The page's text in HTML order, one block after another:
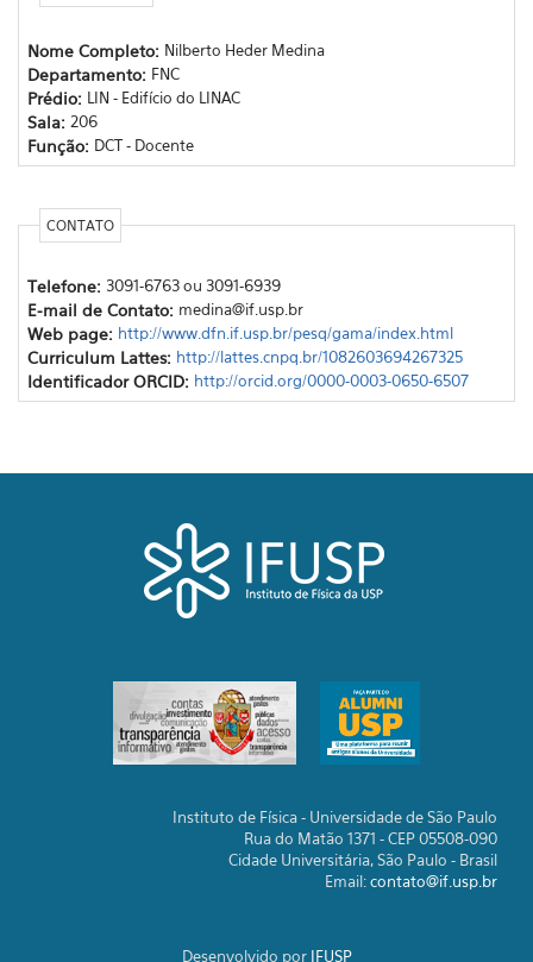
Nome Completo: Nilberto Heder Medina
Departamento: FNC
Prédio: LIN - Edifício do LINAC
Sala: 206
Função: DCT - Docente
CONTATO
Telefone: 3091-6763 ou 3091-6939
E-mail de Contato: medina@if.usp.br
Web page: http://www.dfn.if.usp.br/pesq/gama/index.html
Curriculum Lattes: http://lattes.cnpq.br/1082603694267325
Identificador ORCID: http://orcid.org/0000-0003-0650-6507
Instituto de Física - Universidade de São Paulo
Rua do Matão 1371 - CEP 05508-090
Cidade Universitária, São Paulo - Brasil
Email:contato@if.usp.br
Desenvolvido por IFUSP